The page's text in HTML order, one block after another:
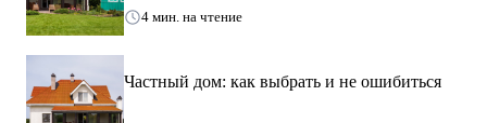
4 мин. на чтение
Частный дом: как выбрать и не ошибиться